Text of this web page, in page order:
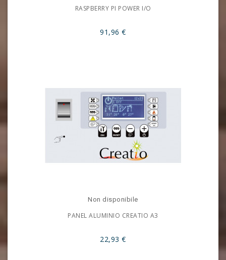
RASPBERRY PI POWER I/O
91,96 €
Non disponibile
PANEL ALUMINIO CREATIO A3
22,93 €